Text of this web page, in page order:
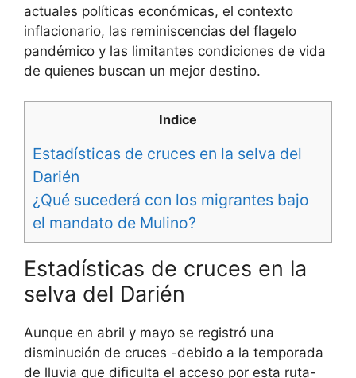
actuales políticas económicas, el contexto
inflacionario, las reminiscencias del flagelo
pandémico y las limitantes condiciones de vida
de quienes buscan un mejor destino.
Indice
Estadísticas de cruces en la selva del
Darién
¿Qué sucederá con los migrantes bajo
el mandato de Mulino?
Estadísticas de cruces en la
selva del Darién
Aunque en abril y mayo se registró una
disminución de cruces -debido a la temporada
de lluvia que dificulta el acceso por esta ruta-